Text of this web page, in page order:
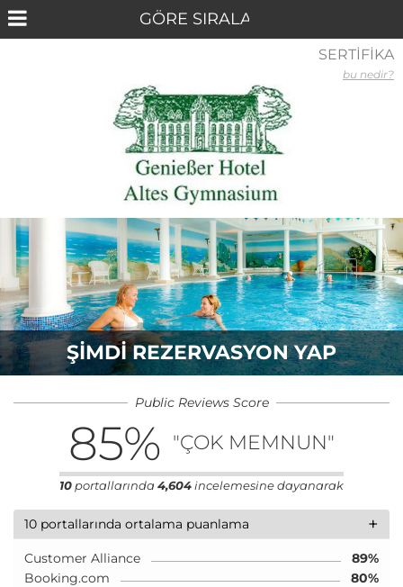
ŞIMDI REZERVASYON YAP
Public Reviews Score
85% "ÇOK MEMNUN"
10 portallarında 4,604 incelemesine dayanarak
+
10 portallarında ortalama puanlama
Customer Alliance
89%
Booking.com
80%
SERTİFİKA
bu nedir?